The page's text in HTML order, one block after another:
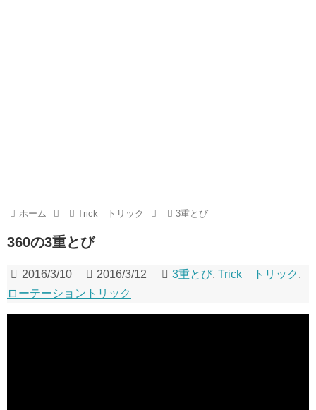
ホーム Trick トリック 3重とび
360の3重とび
2016/3/10 2016/3/12 3重とび,Trick トリック ,
ローテーショントリック